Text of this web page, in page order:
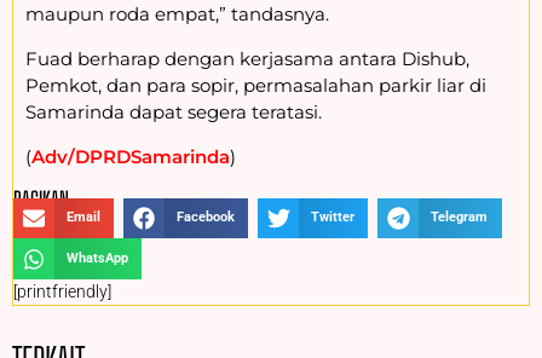
maupun roda empat,” tandasnya.
Fuad berharap dengan kerjasama antara Dishub,
Pemkot, dan para sopir, permasalahan parkir liar di
Samarinda dapat segera teratasi.
(Adv/DPRDSamarinda)
BAGIKAN :
Email Facebook Twitter Telegram
WhatsApp
[printfriendly]